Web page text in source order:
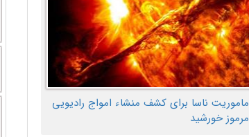
ماموریت ناسا برای کشف منشاء امواج رادیویی
مرموز خورشید